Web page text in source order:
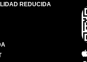
REDUCIDA